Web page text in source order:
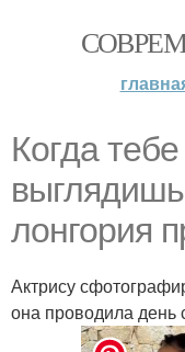
Когда
лонгория
Актрису
она проводила день